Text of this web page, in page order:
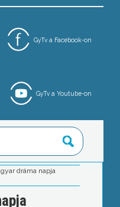
GyTv a Facebook-on
GyTv a Youtube-on
dráma napja